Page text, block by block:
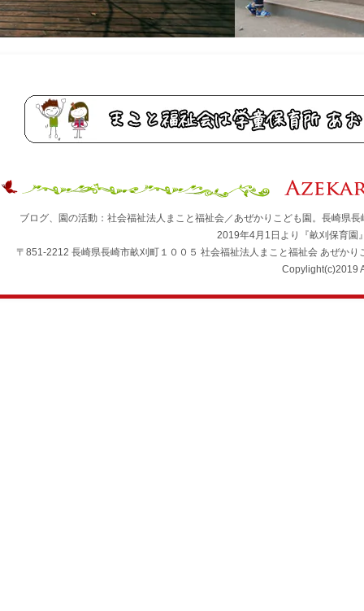
ブログ、園の活動：社会福祉法人まこと福祉会／あぜかりこども園。長崎
2019年4月1日より『畝刈保育園
〒851-2212 長崎県長崎市畝刈町１００５ 社会福祉法人まこと福祉会 あぜ
Copylight(c)2019